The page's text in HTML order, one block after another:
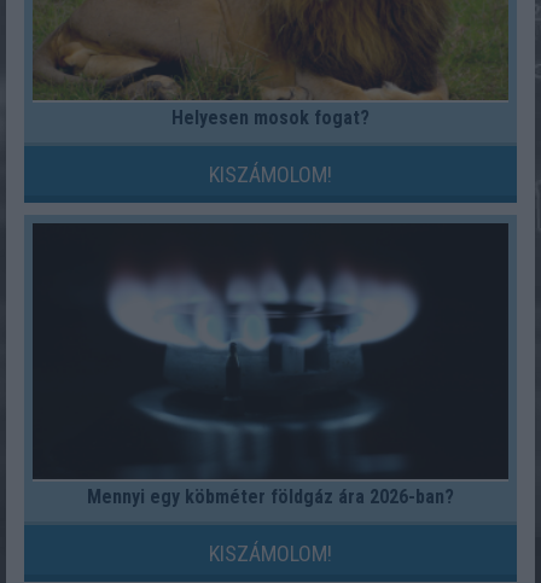
Helyesen mosok fogat?
KISZÁMOLOM!
Mennyi egy köbméter földgáz ára 2026-ban?
KISZÁMOLOM!